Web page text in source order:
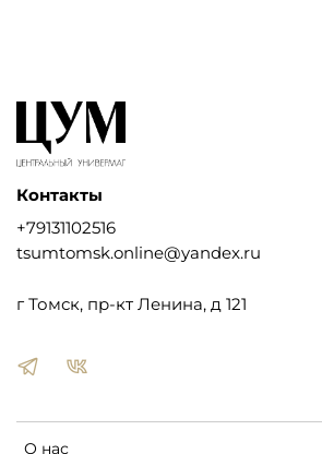
О нас
Контакты
+79131102516
tsumtomsk.online@yandex.ru
г Томск, пр-кт Ленина, д 121